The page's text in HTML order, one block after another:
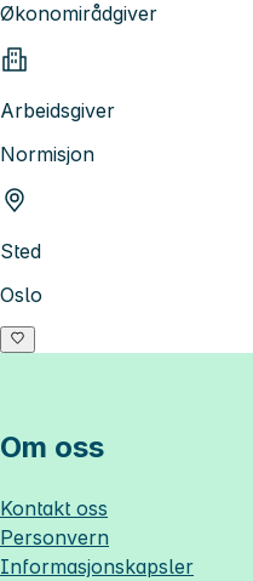
Økonomirådgiver
Arbeidsgiver
Normisjon
Sted
Oslo
Om oss
Kontakt oss
Personvern
Informasjonskapsler